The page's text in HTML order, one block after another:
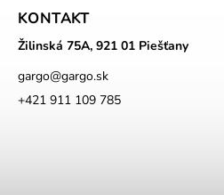
KONTAKT
Žilinská 75A, 921 01 Piešťany
gargo@gargo.sk
+421 911 109 785